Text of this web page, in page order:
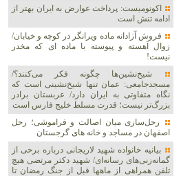
اکونومیست: پرداخت عوارض به ایران بهتر از
ادامه تنش است
فروش آزادانه ماده ویرانگر در کوچه و خیابان/
زوال آهسته و پیوسته با ماده ای که مخدر
نیست!
شیخ‌نشین‌ها چگونه فکر می‌کنند؟/
مسجدجامعی: عمان تنها شیخ‌نشینی است که
نگاه متفاوتی به ایران دارد/ عربستان برادر
بزرگ‌تر نیست؛ قدرت مسلط خلیج فارس است
رحل‌سازی میان اصالت و فراموشی؛ رحل
اصفهان در مساجد و خانه های گرجستان
بیانیه خانواده شهید لاریجانی درباره برخی از
گمانه‌زنی‌های رسانه‌ای/ شهید دکتر مرتضی هیچ
تلفن همراهی از ماهها قبل از جنگ رمضان تا